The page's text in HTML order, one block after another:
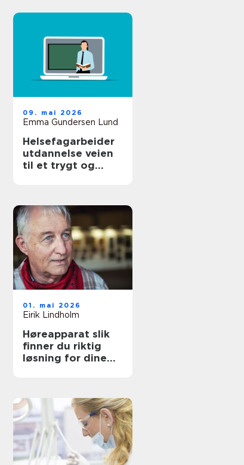
09. mai 2026
Emma Gundersen Lund
Helsefagarbeider
utdannelse veien
til et trygt og
01. mai 2026
Eirik Lindholm
Høreapparat slik
finner du riktig
løsning for dine